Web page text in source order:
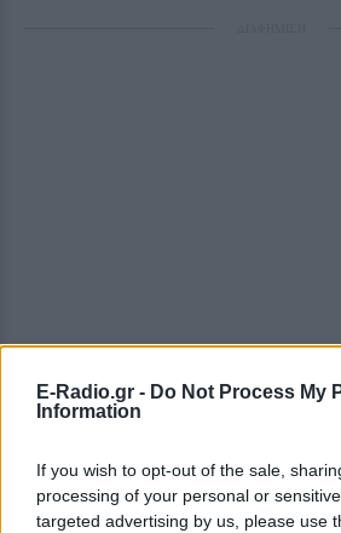
E-Radio.gr - Do Not Process My
Information
If you wish to opt-out of the sale,
processing of your personal or
targeted advertising by us, please use